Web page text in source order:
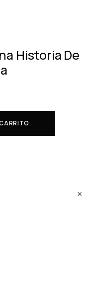
Historia De